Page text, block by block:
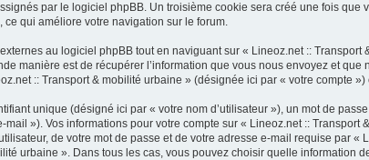
par le logiciel phpBB. Un troisième cookie sera créé une fois
qui améliore votre navigation sur le forum.
au logiciel phpBB tout en naviguant sur « Lineoz.net ::
manière est de récupérer l’information que vous nous envoyez et
:: Transport & mobilité urbaine » (désignée ici par « votre compte
unique (désigné ici par « votre nom d’utilisateur »), un mot de
»). Vos informations pour votre compte sur « Lineoz.net ::
de votre mot de passe et de votre adresse e-mail requise par
urbaine ». Dans tous les cas, vous pouvez choisir quelle